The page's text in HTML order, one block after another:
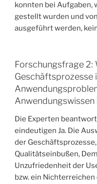
konnten bei Aufgaben,
gestellt wurden und
ausgeführt werden,
Forschungsfrage 2:
Geschäftsprozesse
Die Experten
eindeutigen Ja. Die
der
Qualitätseinbußen,
Unzufriedenheit der
bzw. ein